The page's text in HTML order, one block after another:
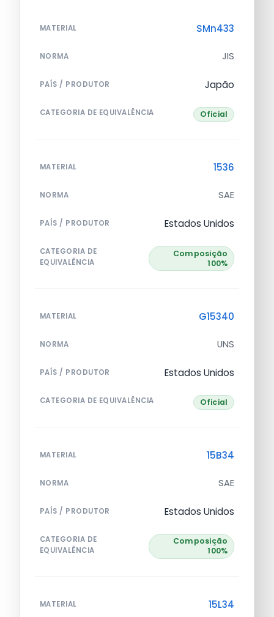
MATERIAL SMn433
NORMA JIS
PAÍS / PRODUTOR Japão
CATEGORIA DE EQUIVALÊNCIA Oficial
MATERIAL 1536
NORMA SAE
PAÍS / PRODUTOR Estados Unidos
CATEGORIA DE
EQUIVALÊNCIA
Composição
100%
MATERIAL G15340
NORMA UNS
PAÍS / PRODUTOR Estados Unidos
CATEGORIA DE EQUIVALÊNCIA Oficial
MATERIAL 15B34
NORMA SAE
PAÍS / PRODUTOR Estados Unidos
CATEGORIA DE
EQUIVALÊNCIA
Composição
100%
MATERIAL 15L34